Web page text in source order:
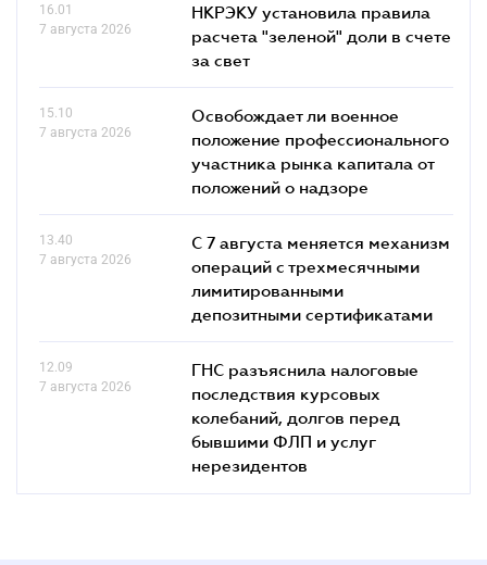
16.01
7 августа 2026
НКРЭКУ установила правила
расчета "зеленой" доли в счете
за свет
15.10
7 августа 2026
Освобождает ли военное
положение профессионального
участника рынка капитала от
положений о надзоре
13.40
7 августа 2026
С 7 августа меняется механизм
операций с трехмесячными
лимитированными
депозитными сертификатами
12.09
7 августа 2026
ГНС разъяснила налоговые
последствия курсовых
колебаний, долгов перед
бывшими ФЛП и услуг
нерезидентов